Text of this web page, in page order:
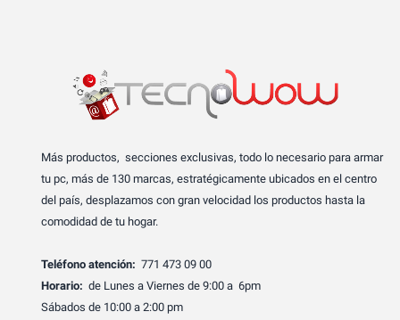
Más productos, secciones exclusivas, todo lo necesario para armar
tu pc, más de 130 marcas, estratégicamente ubicados en el centro
del país, desplazamos con gran velocidad los productos hasta la
comodidad de tu hogar.
Teléfono atención: 771 473 09 00
Horario: de Lunes a Viernes de 9:00 a 6pm
Sábados de 10:00 a 2:00 pm